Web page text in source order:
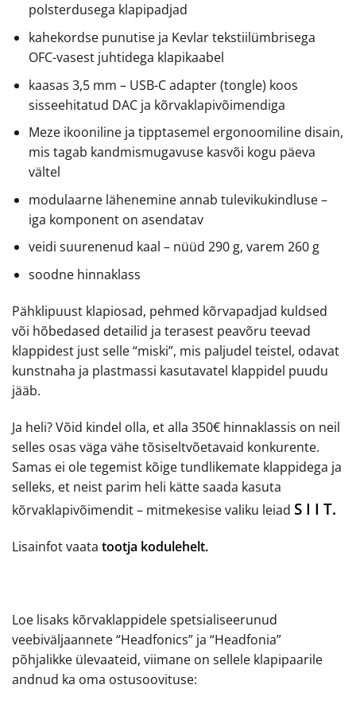
polsterdusega klapipadjad
kahekordse punutise ja Kevlar tekstiilümbrisega
OFC-vasest juhtidega klapikaabel
kaasas 3,5 mm – USB-C adapter (tongle) koos
sisseehitatud DAC ja kõrvaklapivõimendiga
Meze ikooniline ja tipptasemel ergonoomiline disain,
mis tagab kandmismugavuse kasvõi kogu päeva
vältel
modulaarne lähenemine annab tulevikukindluse –
iga komponent on asendatav
veidi suurenenud kaal – nüüd 290 g, varem 260 g
soodne hinnaklass
Pähklipuust klapiosad, pehmed kõrvapadjad kuldsed
või hõbedased detailid ja terasest peavõru teevad
klappidest just selle “miski”, mis paljudel teistel, odavat
kunstnaha ja plastmassi kasutavatel klappidel puudu
jääb.
Ja heli? Võid kindel olla, et alla 350€ hinnaklassis on neil
selles osas väga vähe tõsiseltvõetavaid konkurente.
Samas ei ole tegemist kõige tundlikemate klappidega ja
selleks, et neist parim heli kätte saada kasuta
kõrvaklapivõimendit – mitmekesise valiku leiad S I I T.
Lisainfot vaata tootja kodulehelt.
Loe lisaks kõrvaklappidele spetsialiseerunud
veebiväljaannete “Headfonics” ja “Headfonia”
põhjalikke ülevaateid, viimane on sellele klapipaarile
andnud ka oma ostusoovituse: